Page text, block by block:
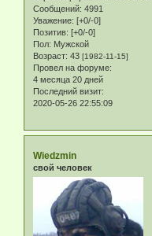
Сообщений: 4991
Уважение: [+0/-0]
Позитив: [+0/-0]
Пол: Мужской
Возраст: 43 [1982-11-15]
Провел на форуме:
4 месяца 20 дней
Последний визит:
2020-05-26 22:55:09
Wiedzmin
свой человек